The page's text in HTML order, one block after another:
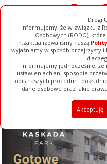
Drogi
Informujemy, że w związku z
Osobowych (RODO),
r.zaktualizowaliśmy naszą
wyjaśniamy w sposób przejrzysty
Informujemy jednocześnie, że
ustawieniach ani sposobie
opis naszych procedur i
dane osobowe oraz jakie
Akceptuję
Ogłoszenia Filmy